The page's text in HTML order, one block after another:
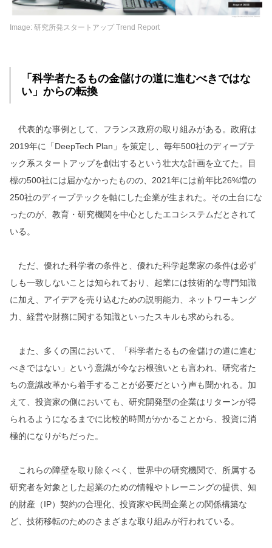
Image: 研究所発スタートアップ Trend Report
「科学者たるもの金儲けの道に進むべきではな
い」からの転換
代表的な事例として、フランス政府の取り組みがある。政府は
2019年に「DeepTech Plan」を策定し、毎年500社のディープテ
ック系スタートアップを創出するという壮大な計画を立てた。目
標の500社には届かなかったものの、2021年には前年比26%増の
250社のディープテックを軸にした企業が生まれた。その土台にな
ったのが、教育・研究機関を中心としたエコシステムだとされて
いる。
ただ、優れた科学者の条件と、優れた科学起業家の条件は必ず
しも一致しないことは知られており、起業には技術的な専門知識
に加え、アイデアを売り込むための説明能力、ネットワーキング
力、経営や財務に関する知識といったスキルも求められる。
また、多くの国において、「科学者たるもの金儲けの道に進む
べきではない」という意識が今なお根強いとも言われ、研究者た
ちの意識改革から着手することが必要だという声も聞かれる。加
えて、投資家の側においても、研究開発型の企業はリターンが得
られるようになるまでに比較的時間がかかることから、投資に消
極的になりがちだった。
これらの障壁を取り除くべく、世界中の研究機関で、所属する
研究者を対象とした起業のための情報やトレーニングの提供、知
的財産（IP）契約の合理化、投資家や民間企業との関係構築な
ど、技術移転のためのさまざまな取り組みが行われている。